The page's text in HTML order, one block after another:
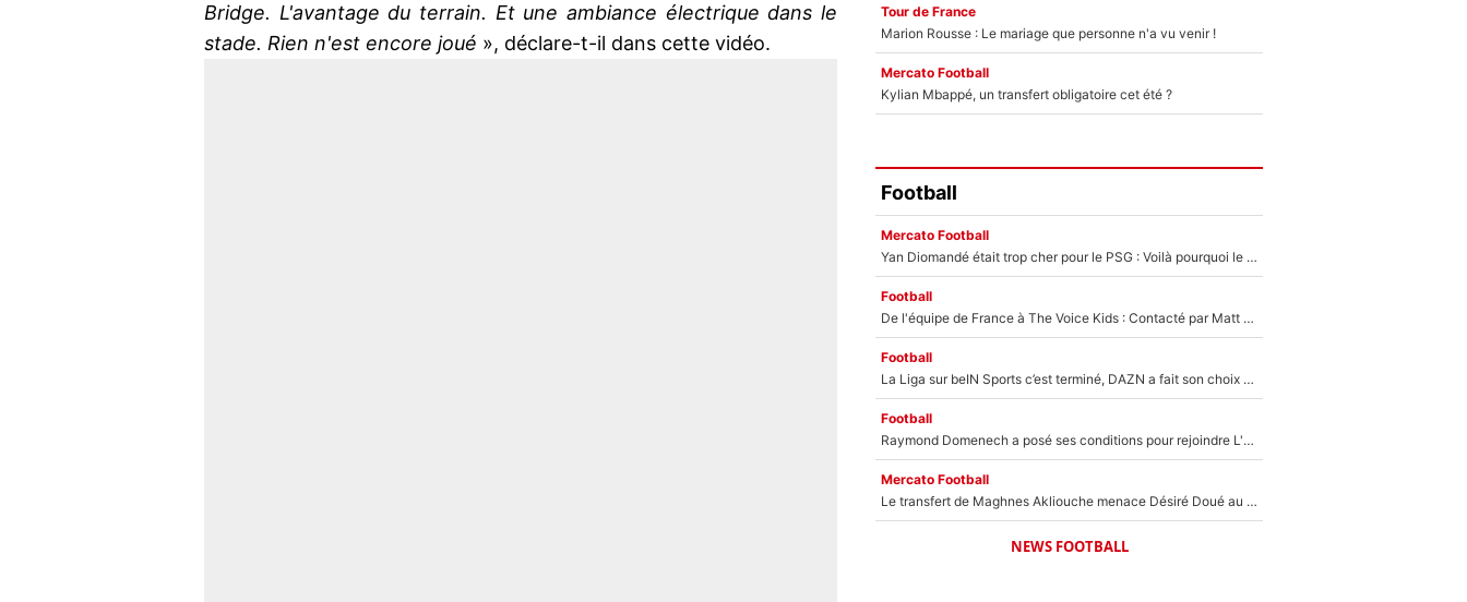
Bridge. L'avantage du terrain. Et une ambiance électrique dans le
stade. Rien n'est encore joué », déclare-t-il dans cette vidéo.
Tour de France
Marion Rousse : Le mariage que personne n'a vu venir !
Mercato Football
Kylian Mbappé, un transfert obligatoire cet été ?
Football
Mercato Football
Yan Diomandé était trop cher pour le PSG : Voilà pourquoi le Real Madrid a accepté de payer la somme record de 140M€ pour boucler son transfert !
Football
De l'équipe de France à The Voice Kids : Contacté par Matt Pokora, Kylian Mbappé a accepté de jouer un rôle inédit sur TF1 !
Football
La Liga sur beIN Sports c’est terminé, DAZN a fait son choix pour Benjamin Da Silva et Omar Da Fonseca !
Football
Raymond Domenech a posé ses conditions pour rejoindre L'EQUIPE du Soir : Il refuse de faire l'émission avec un autre chroniqueur !
Mercato Football
Le transfert de Maghnes Akliouche menace Désiré Doué au PSG : «Je valide à 200%»
NEWS FOOTBALL